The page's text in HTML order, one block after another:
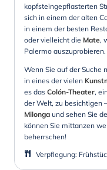
kopfsteingepflasterten
sich in einem der alten
in einem der besten
oder vielleicht die Mate,
Palermo auszuprobieren.
Wenn Sie auf der Suche
in eines der vielen
es das Colón-Theater,
der Welt, zu besichtigen
Milonga und sehen Sie
können Sie mittanzen
beherrschen!
Verpflegung: